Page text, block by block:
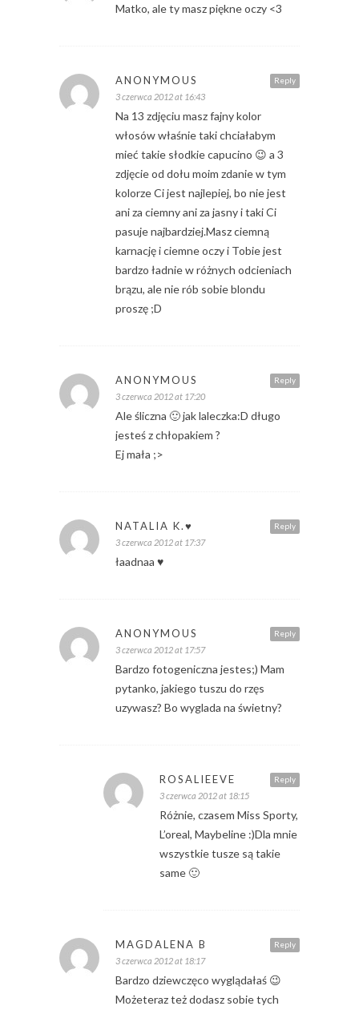
Matko, ale ty masz piękne oczy <3
Reply
ANONYMOUS
3 czerwca 2012 at 16:43
Na 13 zdjęciu masz fajny kolor
włosów właśnie taki chciałabym
mieć takie słodkie capucino 😉 a 3
zdjęcie od dołu moim zdanie w tym
kolorze Ci jest najlepiej, bo nie jest
ani za ciemny ani za jasny i taki Ci
pasuje najbardziej.Masz ciemną
karnację i ciemne oczy i Tobie jest
bardzo ładnie w różnych odcieniach
brązu, ale nie rób sobie blondu
proszę ;D
Reply
ANONYMOUS
3 czerwca 2012 at 17:20
Ale śliczna 🙂 jak laleczka:D długo
jesteś z chłopakiem ?
Ej mała ;>
Reply
NATALIA K.♥
3 czerwca 2012 at 17:37
łaadnaa ♥
Reply
ANONYMOUS
3 czerwca 2012 at 17:57
Bardzo fotogeniczna jestes;) Mam
pytanko, jakiego tuszu do rzęs
uzywasz? Bo wyglada na świetny?
Reply
ROSALIEEVE
3 czerwca 2012 at 18:15
Różnie, czasem Miss Sporty,
L’oreal, Maybeline :)Dla mnie
wszystkie tusze są takie
same 🙂
Reply
MAGDALENA B
3 czerwca 2012 at 18:17
Bardzo dziewczęco wyglądałaś 😉
Możeteraz też dodasz sobie tych